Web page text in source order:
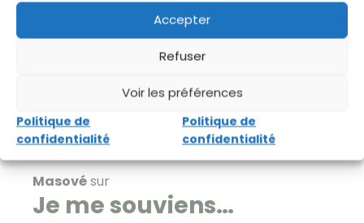
Accepter
Refuser
Voir les préférences
Politique de
confidentialité
Politique de
confidentialité
Commentaires récents
Masovésur
Je me souviens…